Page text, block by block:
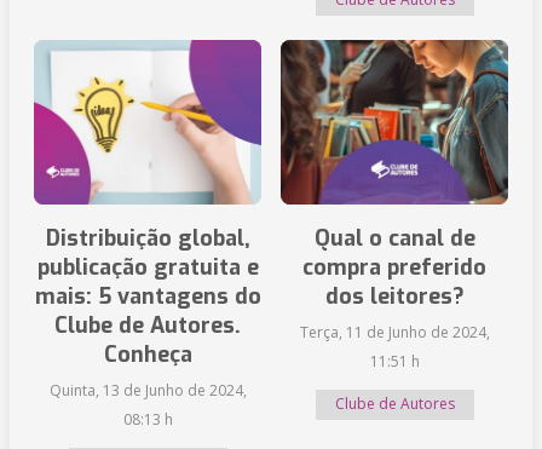
Distribuição global,
publicação gratuita e
mais: 5 vantagens do
Clube de Autores.
Conheça
Quinta, 13 de Junho de 2024,
08:13 h
Qual o canal de
compra preferido
dos leitores?
Terça, 11 de Junho de 2024,
11:51 h
Clube de Autores